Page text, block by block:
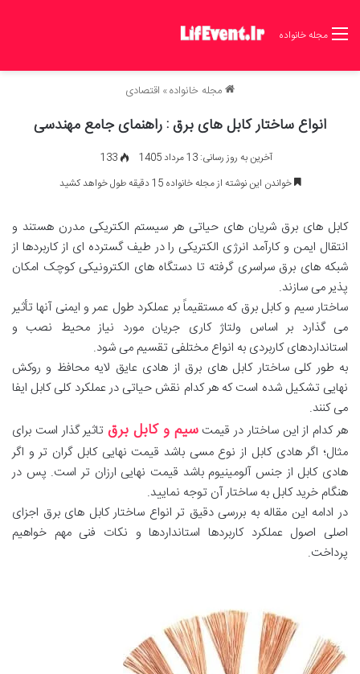
مجله خانواده
مجله خانواده» اقتصادی
انواع ساختار کابل های برق : راهنمای جامع مهندسی
آخرین به روز رسانی: 13 مرداد 1405
133
خواندن این نوشته از مجله خانواده 15 دقیقه طول خواهد کشید
کابل های برق شریان های حیاتی هر سیستم الکتریکی مدرن هستند و
انتقال ایمن و کارآمد انرژی الکتریکی را در طیف گسترده ای از کاربردها از
شبکه های برق سراسری گرفته تا دستگاه های الکترونیکی کوچک امکان
پذیر می سازند.
ساختار سیم و کابل برق که مستقیماً بر عملکرد طول عمر و ایمنی آنها تأثیر
می گذارد بر اساس ولتاژ کاری جریان مورد نیاز محیط نصب و
استانداردهای کاربردی به انواع مختلفی تقسیم می شود.
به طور کلی ساختار کابل های برق از هادی عایق لایه محافظ و روکش
نهایی تشکیل شده است که هر کدام نقش حیاتی در عملکرد کلی کابل ایفا
می کنند.
هر کدام از این ساختار در قیمتسیم و کابل برقتاثیر گذار است برای
مثال؛ اگر هادی کابل از نوع مسی باشد قیمت نهایی کابل گران تر و اگر
هادی کابل از جنس آلومینیوم باشد قیمت نهایی ارزان تر است. پس در
هنگام خرید کابل به ساختار آن توجه نمایید.
در ادامه این مقاله به بررسی دقیق تر انواع ساختار کابل های برق اجزای
اصلی اصول عملکرد کاربردها استانداردها و نکات فنی مهم خواهیم
پرداخت.